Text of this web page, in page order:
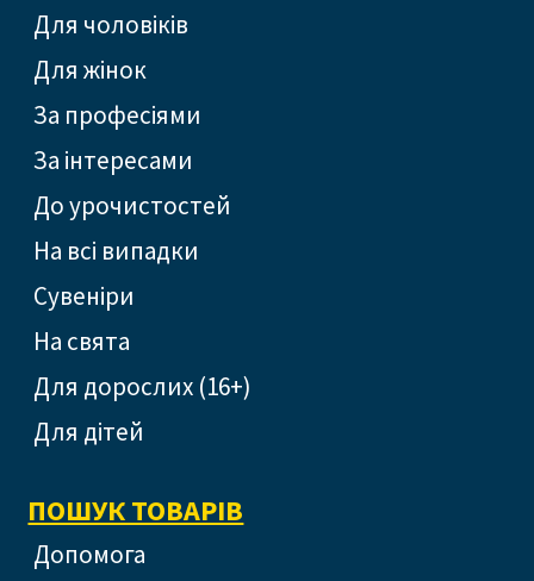
Для чоловіків
Для жінок
За професіями
За інтересами
До урочистостей
На всі випадки
Сувеніри
На свята
Для дорослих (16+)
Для дітей
ПОШУК ТОВАРІВ
допомога